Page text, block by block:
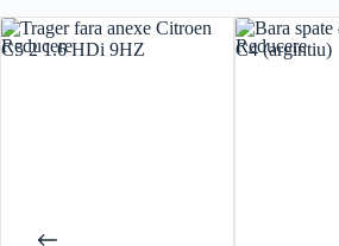
Reducere Reducere